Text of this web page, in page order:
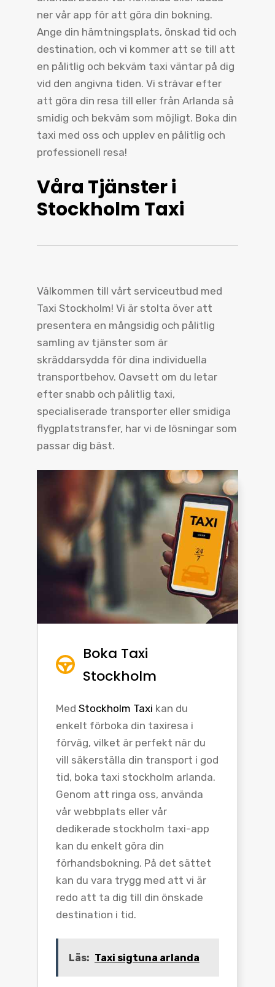
ner vår app för att göra din bokning.
Ange din hämtningsplats, önskad tid och
destination, och vi kommer att se till att
en pålitlig och bekväm taxi väntar på dig
vid den angivna tiden. Vi strävar efter
att göra din resa till eller från Arlanda så
smidig och bekväm som möjligt. Boka din
taxi med oss och upplev en pålitlig och
professionell resa!
Våra Tjänster i
Stockholm Taxi
Välkommen till vårt serviceutbud med
Taxi Stockholm! Vi är stolta över att
presentera en mångsidig och pålitlig
samling av tjänster som är
skräddarsydda för dina individuella
transportbehov. Oavsett om du letar
efter snabb och pålitlig taxi,
specialiserade transporter eller smidiga
flygplatstransfer, har vi de lösningar som
passar dig bäst.
Boka Taxi
Stockholm
Med Stockholm Taxi kan du
enkelt förboka din taxiresa i
förväg, vilket är perfekt när du
vill säkerställa din transport i god
tid, boka taxi stockholm arlanda.
Genom att ringa oss, använda
vår webbplats eller vår
dedikerade stockholm taxi-app
kan du enkelt göra din
förhandsbokning. På det sättet
kan du vara trygg med att vi är
redo att ta dig till din önskade
destination i tid.
Läs: Taxi sigtuna arlanda